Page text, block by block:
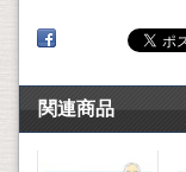
関連商品